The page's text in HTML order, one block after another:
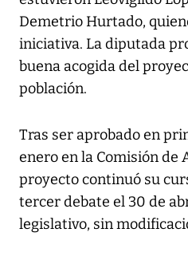
Demetrio Hurtado,
iniciativa. La diputada
buena acogida del
población.
Tras ser aprobado en
enero en la Comisión de
proyecto continuó su
tercer debate el 30 de
legislativo, sin